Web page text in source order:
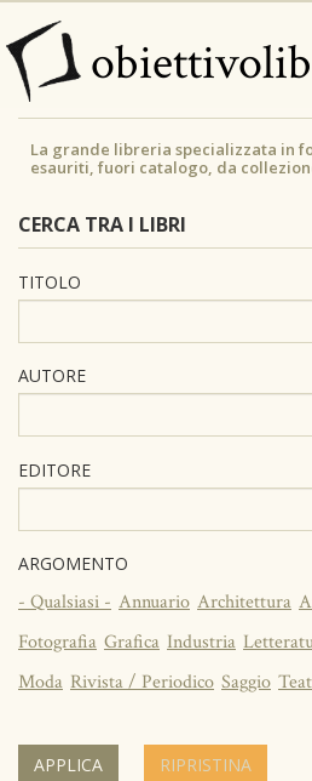
Salta
al
contenuto
La grande libreria specializzata in
esauriti, fuori catalogo, da
CERCA TRA I LIBRI
TITOLO
AUTORE
EDITORE
ARGOMENTO
- Qualsiasi - Annuario Architettura
Fotografia Grafica Industria
Moda Rivista / Periodico Saggio
APPLICA RIPRISTINA